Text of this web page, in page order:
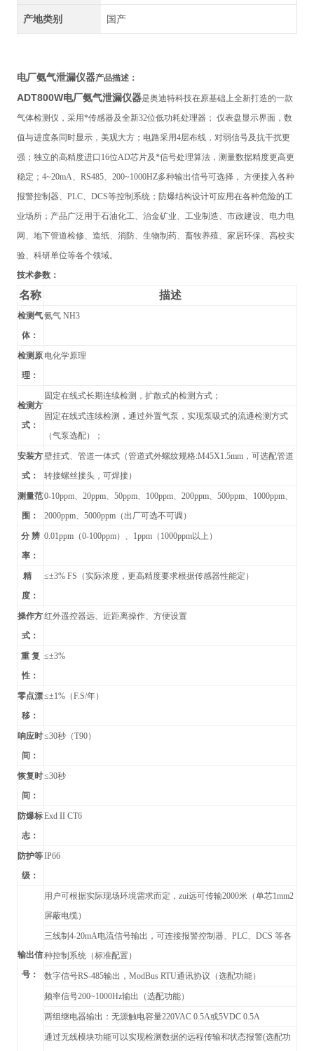
产地类别 国产
电厂氨气泄漏仪器产品描述：
ADT800W电厂氨气泄漏仪器是奥迪特科技在原基础上全新打造的一款
气体检测仪，采用*传感器及全新32位低功耗处理器； 仪表盘显示界面，数
值与进度条同时显示，美观大方；电路采用4层布线，对弱信号及抗干扰更
强；独立的高精度进口16位AD芯片及*信号处理算法，测量数据精度更高更
稳定；4~20mA、RS485、200~1000HZ多种输出信号可选择， 方便接入各种
报警控制器、PLC、DCS等控制系统；防爆结构设计可应用在各种危险的工
业场所；产品广泛用于石油化工、治金矿业、工业制造、市政建设、电力电
网、地下管道检修、造纸、消防、生物制药、畜牧养殖、家居环保、高校实
验、科研单位等各个领域。
技术参数：
名称 描述
检测气
体：
氨气 NH3
检测原
理：
电化学原理
检测方
式：
固定在线式长期连续检测，扩散式的检测方式；
固定在线式连续检测，通过外置气泵，实现泵吸式的流通检测方式
（气泵选配）；
安装方
式：
壁挂式、管道一体式（管道式外螺纹规格:M45X1.5mm，可选配管道
转接螺丝接头，可焊接）
测量范
围：
0-10ppm、20ppm、50ppm、100ppm、200ppm、500ppm、1000ppm、
2000ppm、5000ppm（出厂可选不可调）
分 辨
率：
0.01ppm（0-100ppm）、1ppm（1000ppm以上）
精
度：
≤±3% FS（实际浓度，更高精度要求根据传感器性能定）
操作方
式：
红外遥控器远、近距离操作、方便设置
重 复
性：
≤±3%
零点漂
移：
≤±1%（F.S/年）
响应时
间：
≤30秒（T90）
恢复时
间：
≤30秒
防爆标
志：
Exd II CT6
防护等
级：
IP66
输出信
号：
用户可根据实际现场环境需求而定，zui远可传输2000米（单芯1mm2
屏蔽电缆）
三线制4-20mA电流信号输出，可连接报警控制器、PLC、DCS 等各
种控制系统（标准配置）
数字信号RS-485输出， ModBus RTU通讯协议（选配功能）
频率信号200~1000Hz输出（选配功能）
两组继电器输出：无源触电容量220VAC 0.5A或5VDC 0.5A
通过无线模块功能可以实现检测数据的远程传输和状态报警(选配功